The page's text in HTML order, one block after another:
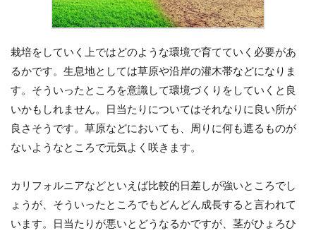
栽培をしていく上ではどのような環境で育てていく必要があ
るかです。生息地としては草原や沿岸の灌木帯などになりま
す。そういったところを意識して環境づくりをしていくと良
いかもしれません。日当たりについてはそれなりに良い所が
良さそうです。草原などにおいても、周りに何も遮るものが
ないようなところで元気よく咲きます。
カリフォルニアなどといえば比較的日差しが強いところでし
ょうが、そういったところでもどんどん成長すると言われて
います。日当たりが悪いとどうなるかですが、茎がひょろひ